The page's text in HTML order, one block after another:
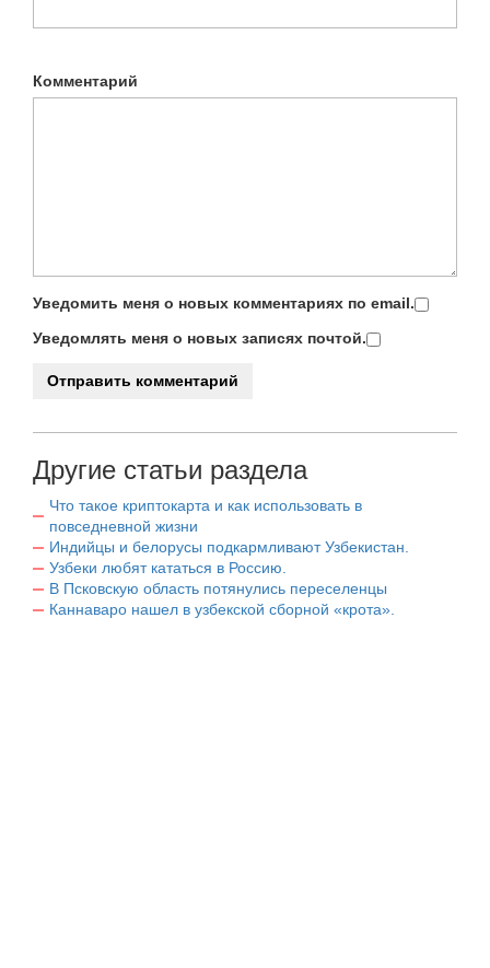
Комментарий
Уведомить меня о новых комментариях по email.
Уведомлять меня о новых записях почтой.
Другие статьи раздела
Что такое криптокарта и как использовать в
повседневной жизни
Индийцы и белорусы подкармливают Узбекистан.
Узбеки любят кататься в Россию.
В Псковскую область потянулись переселенцы
Каннаваро нашел в узбекской сборной «крота».